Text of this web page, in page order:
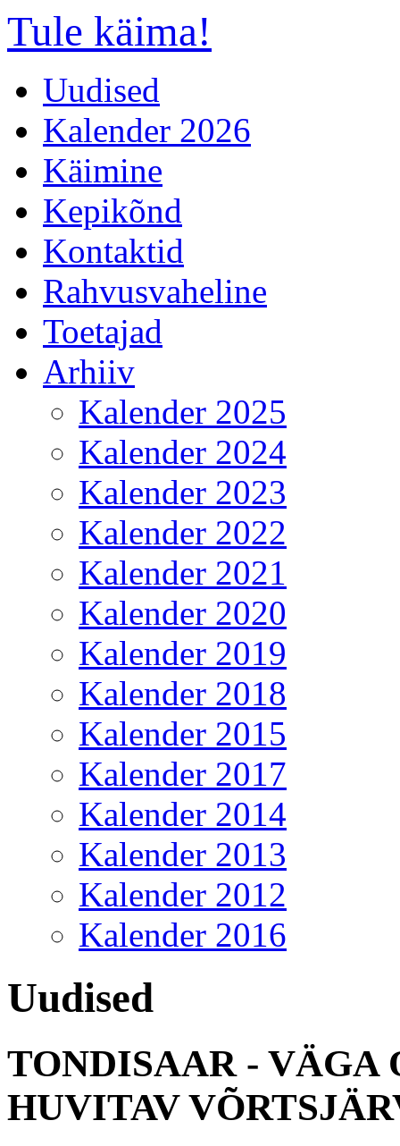
Tule käima!
Uudised
Kalender 2026
Käimine
Kepikõnd
Kontaktid
Rahvusvaheline
Toetajad
Arhiiv
Kalender 2025
Kalender 2024
Kalender 2023
Kalender 2022
Kalender 2021
Kalender 2020
Kalender 2019
Kalender 2018
Kalender 2015
Kalender 2017
Kalender 2014
Kalender 2013
Kalender 2012
Kalender 2016
Uudised
TONDISAAR - VÄGA
HUVITAV